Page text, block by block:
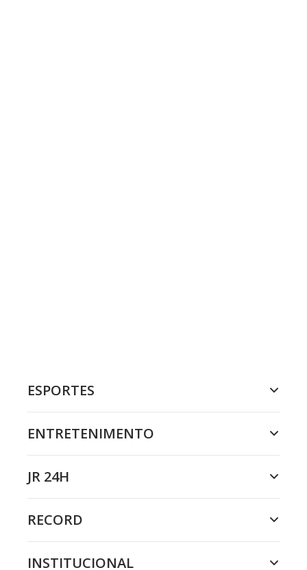
ESPORTES
ENTRETENIMENTO
JR 24H
RECORD
INSTITUCIONAL